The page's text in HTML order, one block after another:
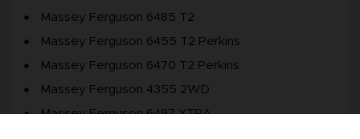
Massey Ferguson 6485 T2
Massey Ferguson 6455 T2 Perkins
Massey Ferguson 6470 T2 Perkins
Massey Ferguson 4355 2WD
Massey Ferguson 6497 XTRA